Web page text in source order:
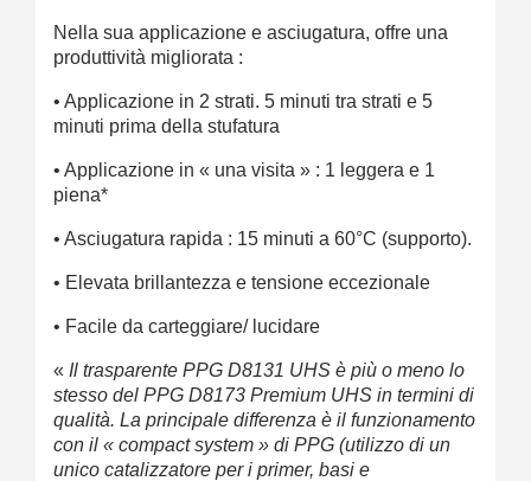
Nella sua applicazione e asciugatura, offre una
produttività migliorata :
• Applicazione in 2 strati. 5 minuti tra strati e 5
minuti prima della stufatura
• Applicazione in « una visita » : 1 leggera e 1
piena*
• Asciugatura rapida : 15 minuti a 60°C (supporto).
• Elevata brillantezza e tensione eccezionale
• Facile da carteggiare/ lucidare
« Il trasparente PPG D8131 UHS è più o meno lo
stesso del PPG D8173 Premium UHS in termini di
qualità. La principale differenza è il funzionamento
con il « compact system » di PPG (utilizzo di un
unico catalizzatore per i primer, basi e